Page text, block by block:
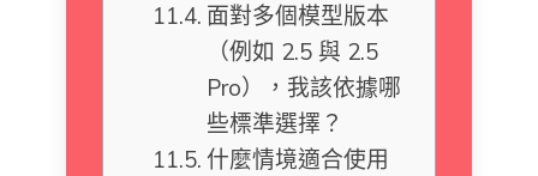
面對多個模型版本
（例如 2.5 與 2.5
Pro），我該依據哪
些標準選擇？
什麼情境適合使用